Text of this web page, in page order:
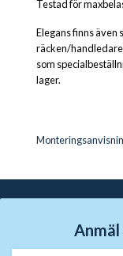
Testad för
Elegans finns även
räcken/handledare
som
lager.